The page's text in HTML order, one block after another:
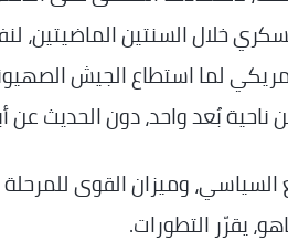
خلال السنتين الماضيتين،
لما استطاع الجيش
بُعد واحد، دون الحديث عن
وميزان القوى للمرحلة
يقرّر التطورات.